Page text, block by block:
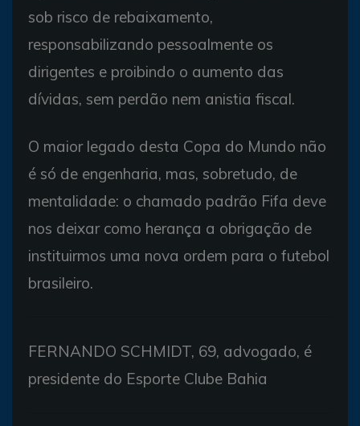
sob risco de rebaixamento,
responsabilizando pessoalmente os
dirigentes e proibindo o aumento das
dívidas, sem perdão nem anistia fiscal.
O maior legado desta Copa do Mundo não
é só de engenharia, mas, sobretudo, de
mentalidade: o chamado padrão Fifa deve
nos deixar como herança a obrigação de
instituirmos uma nova ordem para o futebol
brasileiro.
FERNANDO SCHMIDT, 69, advogado, é
presidente do Esporte Clube Bahia